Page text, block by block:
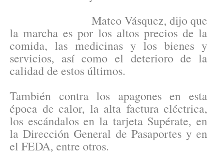
Mateo Vásquez, dijo que
la marcha es por los altos precios de la
comida, las medicinas y los bienes y
servicios, así como el deterioro de la
calidad de estos últimos.
También contra los apagones en esta
época de calor, la alta factura eléctrica,
los escándalos en la tarjeta Supérate, en
la Dirección General de Pasaportes y en
el FEDA, entre otros.